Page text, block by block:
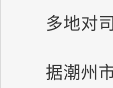
多地对司
据潮州市